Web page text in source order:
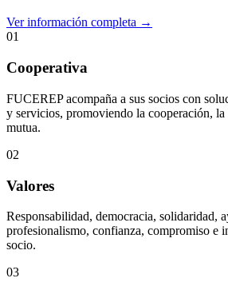
Ver información completa →
01
Cooperativa
FUCEREP acompaña a sus socios con
y servicios, promoviendo la cooperación, la
mutua.
02
Valores
Responsabilidad, democracia, solidaridad,
profesionalismo, confianza, compromiso e
socio.
03